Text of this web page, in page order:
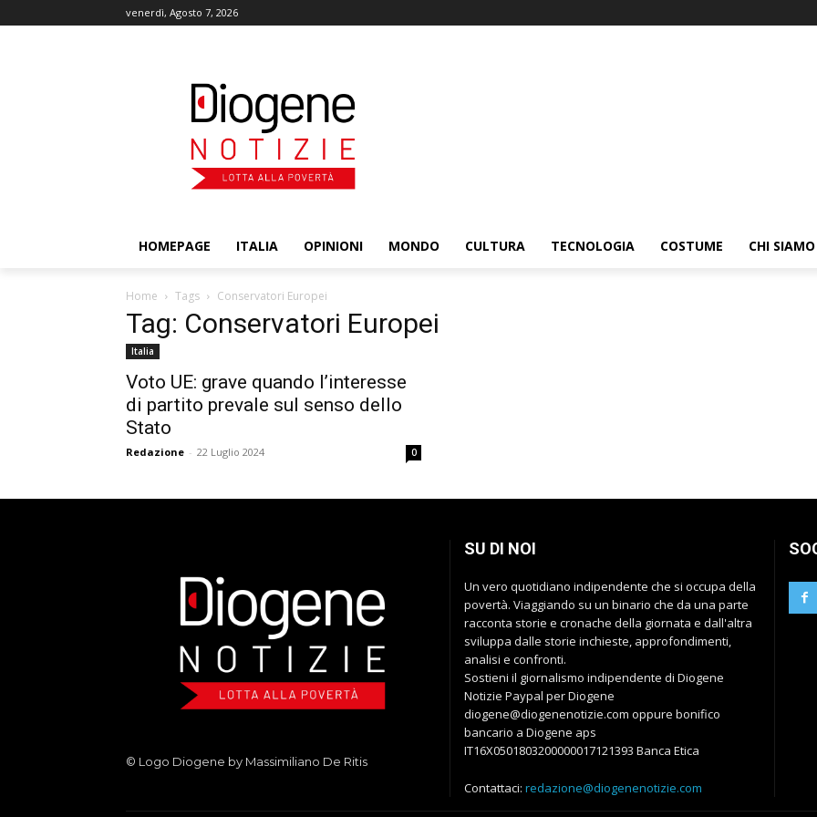
venerdì, Agosto 7, 2026
HOMEPAGE ITALIA OPINIONI MONDO CULTURA TECNOLOGIA COSTUME CHI SIAMO
Home Tags Conservatori Europei
Tag: Conservatori Europei
Italia
Voto UE: grave quando l’interesse
di partito prevale sul senso dello
Stato
Redazione - 22 Luglio 2024 0
© Logo Diogene by Massimiliano De Ritis
SU DI NOI
Un vero quotidiano indipendente che si occupa della
povertà. Viaggiando su un binario che da una parte
racconta storie e cronache della giornata e dall'altra
sviluppa dalle storie inchieste, approfondimenti,
analisi e confronti.
Sostieni il giornalismo indipendente di Diogene
Notizie Paypal per Diogene
diogene@diogenenotizie.com oppure bonifico
bancario a Diogene aps
IT16X0501803200000017121393 Banca Etica
Contattaci: redazione@diogenenotizie.com